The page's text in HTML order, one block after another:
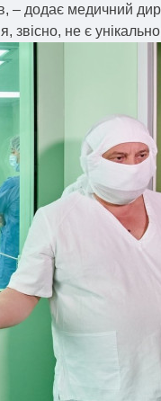
додає медичний
звісно, не є